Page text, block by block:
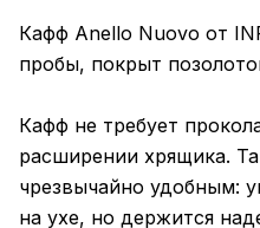
Кафф Anello Nuovo от
пробы, покрыт
Кафф не требует
расширении хрящика.
чрезвычайно удобным:
на ухе, но держится